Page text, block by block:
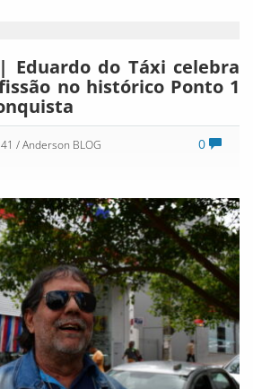
Eduardo do Táxi celebra
no histórico Ponto 1
0
/ Anderson BLOG